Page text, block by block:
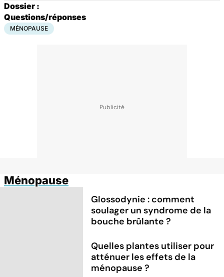
Dossier :
Questions/réponses
MÉNOPAUSE
Ménopause
Glossodynie : comment
soulager un syndrome de la
bouche brûlante ?
Quelles plantes utiliser pour
atténuer les effets de la
ménopause ?